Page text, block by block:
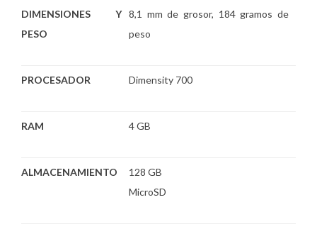
DIMENSIONES Y
PESO
8,1 mm de grosor, 184 gramos de
peso
PROCESADOR Dimensity 700
RAM 4 GB
ALMACENAMIENTO
128 GB
MicroSD